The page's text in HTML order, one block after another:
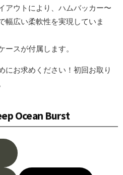
アウトにより、ハムバッカー〜
幅広い柔軟性を実現していま
スが付属します。
にお求めください！初回お取り
Ocean Burst